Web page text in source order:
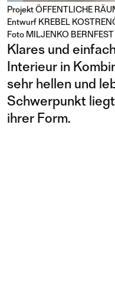
ProjektÖFFENTLICHE
Entwurf KREBEL
Foto MILJENKO
Klares und
Interieur in
sehr hellen und
Schwerpunkt
ihrer Form.